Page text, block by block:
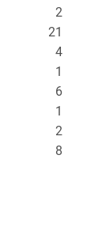
2
21
4
1
6
1
2
8